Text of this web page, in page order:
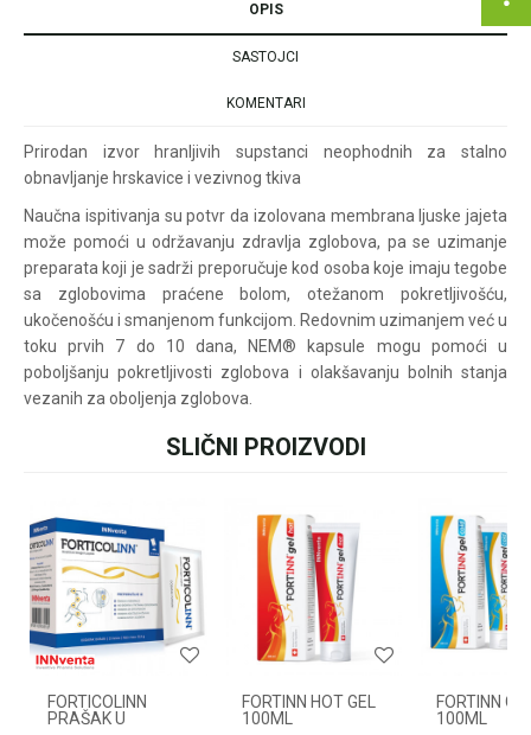
Pomoć pri kupovini
vezi online porudžbine
pišite nam:
customers@oazazdrav
lja.rs
ili pozovite:
+381631105804
Svakog radnog dana od
OPIS
SASTOJCI
KOMENTARI
Prirodan izvor hranljivih supstanci neophodnih za stalno
obnavljanje hrskavice i vezivnog tkiva
Naučna ispitivanja su potvr da izolovana membrana ljuske jajeta
može pomoći u održavanju zdravlja zglobova, pa se uzimanje
preparata koji je sadrži preporučuje kod osoba koje imaju tegobe
sa zglobovima praćene bolom, otežanom pokretljivošću,
ukočenošću i smanjenom funkcijom. Redovnim uzimanjem već u
toku prvih 7 do 10 dana, NEM® kapsule mogu pomoći u
poboljšanju pokretljivosti zglobova i olakšavanju bolnih stanja
vezanih za oboljenja zglobova.
Email
Poruka
SLIČNI PROIZVODI
FORTICOLINN
PRAŠAK U
FORTINN HOT GEL
100ML
FORTINN
100ML